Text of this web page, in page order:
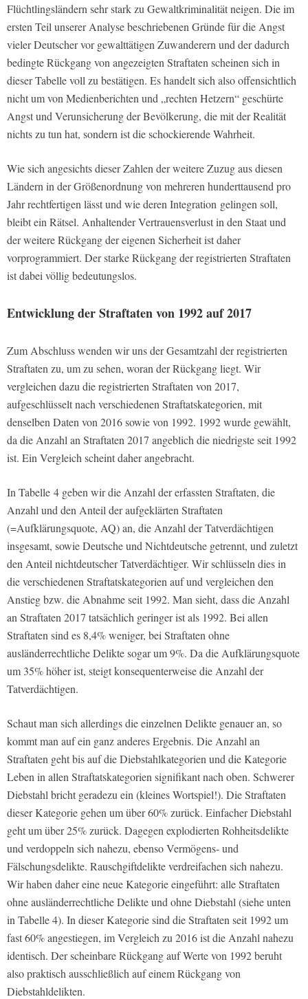
Flüchtlingsländern sehr stark zu Gewaltkriminalität neigen. Die im
ersten Teil unserer Analyse beschriebenen Gründe für die Angst
vieler Deutscher vor gewalttätigen Zuwanderern und der dadurch
bedingte Rückgang von angezeigten Straftaten scheinen sich in
dieser Tabelle voll zu bestätigen. Es handelt sich also offensichtlich
nicht um von Medienberichten und „rechten Hetzern“ geschürte
Angst und Verunsicherung der Bevölkerung, die mit der Realität
nichts zu tun hat, sondern ist die schockierende Wahrheit.
Wie sich angesichts dieser Zahlen der weitere Zuzug aus diesen
Ländern in der Größenordnung von mehreren hunderttausend pro
Jahr rechtfertigen lässt und wie deren Integration gelingen soll,
bleibt ein Rätsel. Anhaltender Vertrauensverlust in den Staat und
der weitere Rückgang der eigenen Sicherheit ist daher
vorprogrammiert. Der starke Rückgang der registrierten Straftaten
ist dabei völlig bedeutungslos.
Entwicklung der Straftaten von 1992 auf 2017
Zum Abschluss wenden wir uns der Gesamtzahl der registrierten
Straftaten zu, um zu sehen, woran der Rückgang liegt. Wir
vergleichen dazu die registrierten Straftaten von 2017,
aufgeschlüsselt nach verschiedenen Straftatskategorien, mit
denselben Daten von 2016 sowie von 1992. 1992 wurde gewählt,
da die Anzahl an Straftaten 2017 angeblich die niedrigste seit 1992
ist. Ein Vergleich scheint daher angebracht.
In Tabelle 4 geben wir die Anzahl der erfassten Straftaten, die
Anzahl und den Anteil der aufgeklärten Straftaten
(=Aufklärungsquote, AQ) an, die Anzahl der Tatverdächtigen
insgesamt, sowie Deutsche und Nichtdeutsche getrennt, und zuletzt
den Anteil nichtdeutscher Tatverdächtiger. Wir schlüsseln dies in
die verschiedenen Straftatskategorien auf und vergleichen den
Anstieg bzw. die Abnahme seit 1992. Man sieht, dass die Anzahl
an Straftaten 2017 tatsächlich geringer ist als 1992. Bei allen
Straftaten sind es 8,4% weniger, bei Straftaten ohne
ausländerrechtliche Delikte sogar um 9%. Da die Aufklärungsquote
um 35% höher ist, steigt konsequenterweise die Anzahl der
Tatverdächtigen.
Schaut man sich allerdings die einzelnen Delikte genauer an, so
kommt man auf ein ganz anderes Ergebnis. Die Anzahl an
Straftaten geht bis auf die Diebstahlkategorien und die Kategorie
Leben in allen Straftatskategorien signifikant nach oben. Schwerer
Diebstahl bricht geradezu ein (kleines Wortspiel!). Die Straftaten
dieser Kategorie gehen um über 60% zurück. Einfacher Diebstahl
geht um über 25% zurück. Dagegen explodierten Rohheitsdelikte
und verdoppeln sich nahezu, ebenso Vermögens- und
Fälschungsdelikte. Rauschgiftdelikte verdreifachen sich nahezu.
Wir haben daher eine neue Kategorie eingeführt: alle Straftaten
ohne ausländerrechtliche Delikte und ohne Diebstahl (siehe unten
in Tabelle 4). In dieser Kategorie sind die Straftaten seit 1992 um
fast 60% angestiegen, im Vergleich zu 2016 ist die Anzahl nahezu
identisch. Der scheinbare Rückgang auf Werte von 1992 beruht
also praktisch ausschließlich auf einem Rückgang von
Diebstahldelikten.